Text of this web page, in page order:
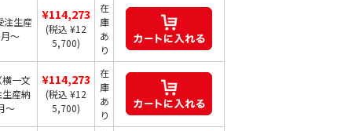
生産
～
¥114,273
(税込 ¥12
5,700)
在
庫
あ
り
一文
産納
～
¥114,273
(税込 ¥12
5,700)
在
庫
あ
り